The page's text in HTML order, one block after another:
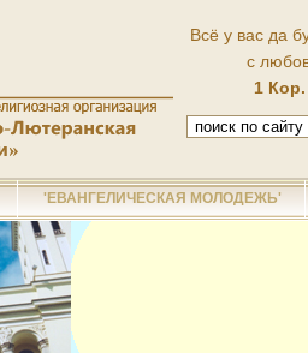
Всё у вас да
с
1
'ЕВАНГЕЛИЧЕСКАЯ МОЛОДЕЖЬ'